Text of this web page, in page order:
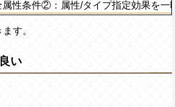
属性条件②：属性/タイプ指定効果を一
す。
い